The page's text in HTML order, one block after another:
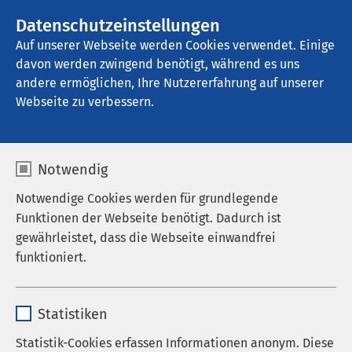
Datenschutzeinstellungen
Auf unserer Webseite werden Cookies verwendet. Einige
davon werden zwingend benötigt, während es uns
andere ermöglichen, Ihre Nutzererfahrung auf unserer
Webseite zu verbessern.
Notwendig
Notwendige Cookies werden für grundlegende
Funktionen der Webseite benötigt. Dadurch ist
gewährleistet, dass die Webseite einwandfrei
funktioniert.
Anbieter sgalinski
Statistiken
Statistik-Cookies erfassen Informationen anonym. Diese
AMEOS Klinikum Haldensleben
Termin buchen
Ambulante Termine online
buchen
Über die folgenden Links der Fachabteilungen
vereinbaren – Sie werden weitergeleitet auf die